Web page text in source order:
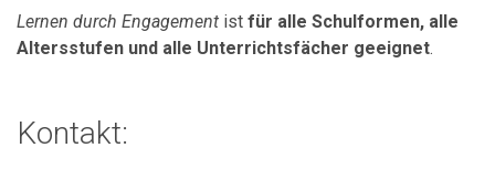
Lernen durch Engagement ist für alle Schulformen, alle
Altersstufen und alle Unterrichtsfächer geeignet.
Kontakt: